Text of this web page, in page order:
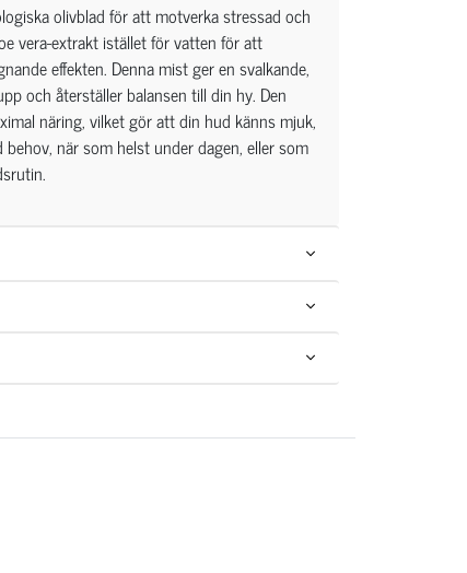
olivblad för att motverka stressad och
vera-extrakt istället för vatten för att
effekten. Denna mist ger en svalkande,
och återställer balansen till din hy. Den
näring, vilket gör att din hud känns mjuk,
när som helst under dagen, eller som